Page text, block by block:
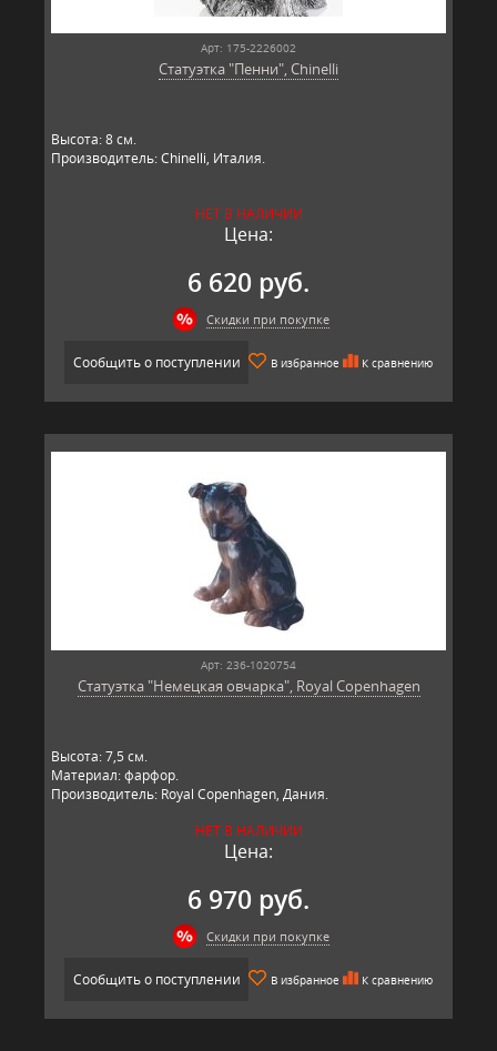
Арт: 175-2226002
Статуэтка "Пенни", Chinelli
Высота: 8 см.
Производитель: Chinelli, Италия.
НЕТ В НАЛИЧИИ
Цена:
6 620 руб.
Скидки при покупке
Сообщить о поступлении В избранное К сравнению
Арт: 236-1020754
Статуэтка "Немецкая овчарка", Royal Copenhagen
​Высота: 7,5​ см.
Материал: фарфор.
Производитель: Royal Copenhagen, Дания.
НЕТ В НАЛИЧИИ
Цена:
6 970 руб.
Скидки при покупке
Сообщить о поступлении В избранное К сравнению